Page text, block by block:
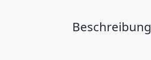
Beschreibung